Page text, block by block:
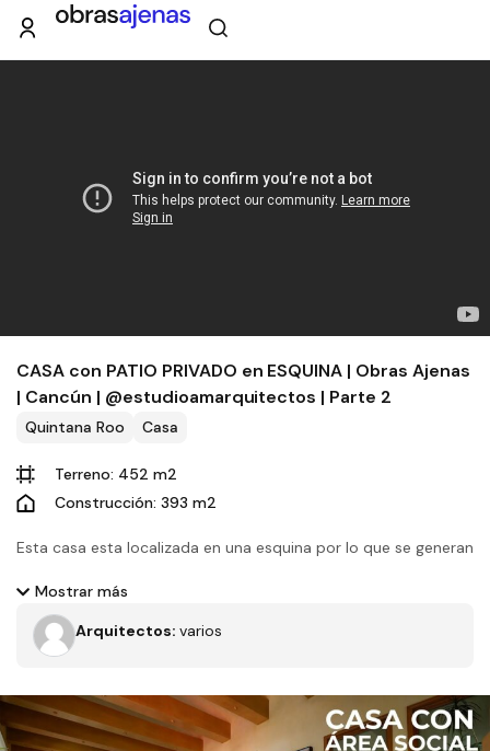
CASA con PATIO PRIVADO en ESQUINA | Obras Ajenas
| Cancún | @estudioamarquitectos | Parte 2
Quintana Roo Casa
Terreno: 452 m2
Construcción: 393 m2
Esta casa esta localizada en una esquina por lo que se generan
ventilación cruzada a la vivienda.
Mostrar más
Arquitectos: varios
Filtros